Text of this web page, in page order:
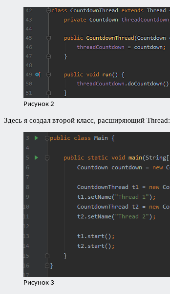
Рисунок 2
Здесь я создал второй класс, расширяющий Thread:
Рисунок 3